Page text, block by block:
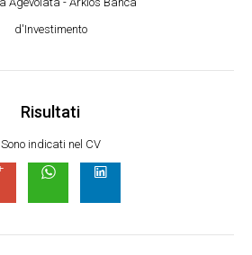
d'Investimento
Risultati
Sono indicati nel CV